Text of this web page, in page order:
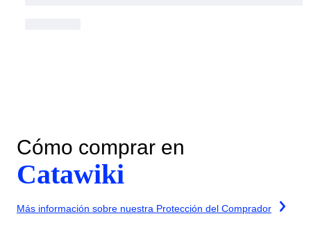
Cómo comprar en
Catawiki
Más información sobre nuestra Protección del Comprador